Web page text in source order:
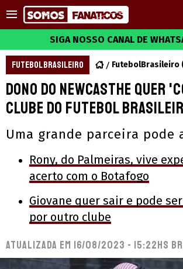
SIGA NOSSO CANAL DE
FUTEBOL BRASILEIRO FutebolBrasileiro
Dono do Newcasthe quer
clube do futebol
Uma grande parceira pode
Rony, do Palmeiras, vive
acerto com o Botafogo
Giovane quer sair e pode
por outro clube
Atualizada em 16/08/2023 - 15:22hs